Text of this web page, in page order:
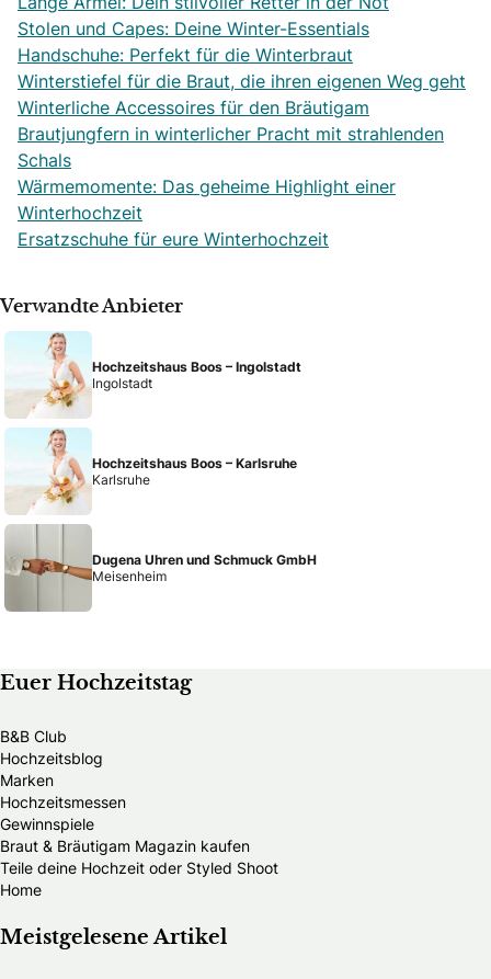
Stolen und Capes: Deine Winter-Essentials
Handschuhe: Perfekt für die Winterbraut
Winterstiefel für die Braut, die ihren eigenen Weg geht
Winterliche Accessoires für den Bräutigam
Brautjungfern in winterlicher Pracht mit strahlenden
Schals
Wärmemomente: Das geheime Highlight einer
Winterhochzeit
Ersatzschuhe für eure Winterhochzeit
Verwandte Anbieter
Hochzeitshaus Boos – Ingolstadt
Ingolstadt
Hochzeitshaus Boos – Karlsruhe
Karlsruhe
Dugena Uhren und Schmuck GmbH
Meisenheim
Euer Hochzeitstag
B&B Club
Hochzeitsblog
Marken
Hochzeitsmessen
Gewinnspiele
Braut & Bräutigam Magazin kaufen
Teile deine Hochzeit oder Styled Shoot
Home
Meistgelesene Artikel